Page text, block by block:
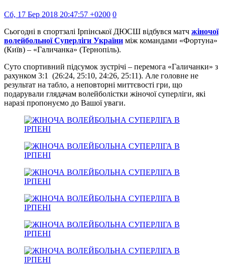
Сб, 17 Бер 2018 20:47:57 +0200 0
Сьогодні в спортзалі Ірпінської ДЮСШ відбувся матч жіночої
волейбольної Суперліги України між командами «Фортуна»
(Київ) – «Галичанка» (Тернопіль).
Суто спортивний підсумок зустрічі – перемога «Галичанки» з
рахунком 3:1 (26:24, 25:10, 24:26, 25:11). Але головне не
результат на табло, а неповторні миттєвості гри, що
подарували глядачам волейболістки жіночої суперліги, які
наразі пропонуємо до Вашої уваги.